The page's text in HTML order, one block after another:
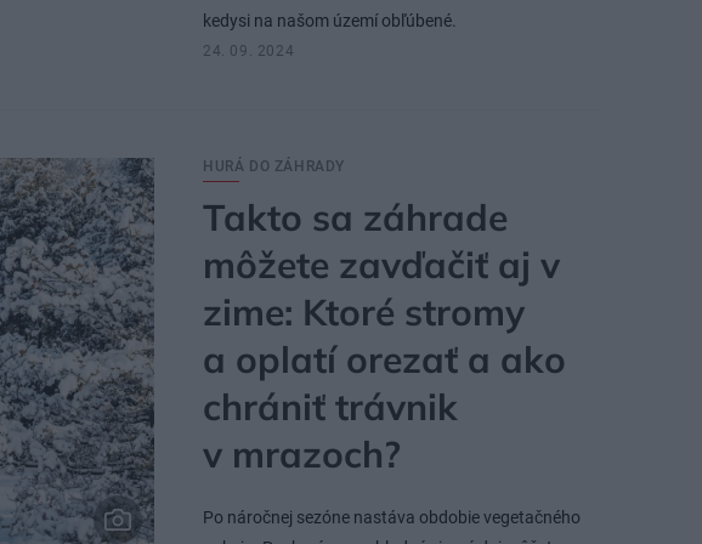
kedysi na našom území obľúbené.
24. 09. 2024
HURÁ DO ZÁHRADY
Takto sa záhrade
môžete zavďačiť aj v
zime: Ktoré stromy
a oplatí orezať a ako
chrániť trávnik
v mrazoch?
Po náročnej sezóne nastáva obdobie vegetačného